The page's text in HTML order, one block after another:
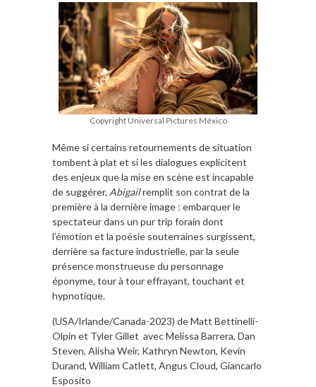
Copyright Universal Pictures México
Même si certains retournements de situation
tombent à plat et si les dialogues explicitent
des enjeux que la mise en scène est incapable
de suggérer, Abigailremplit son contrat de la
première à la dernière image : embarquer le
spectateur dans un pur trip forain dont
l’émotion et la poésie souterraines surgissent,
derrière sa facture industrielle, par la seule
présence monstrueuse du personnage
éponyme, tour à tour effrayant, touchant et
hypnotique.
(USA/Irlande/Canada-2023) de Matt Bettinelli-
Olpin et Tyler Gillet avec Melissa Barrera, Dan
Steven, Alisha Weir, Kathryn Newton, Kevin
Durand, William Catlett, Angus Cloud, Giancarlo
Esposito